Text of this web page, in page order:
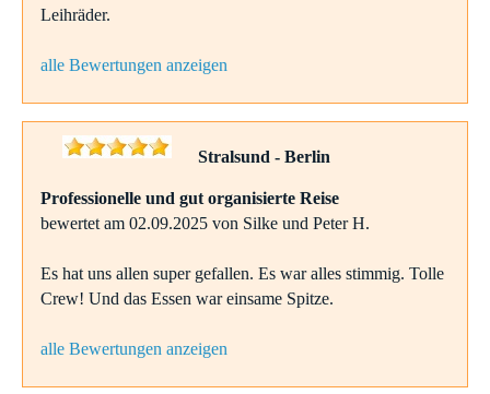
Leihräder.
alle Bewertungen anzeigen
Stralsund - Berlin
Professionelle und gut organisierte Reise
bewertet am 02.09.2025 von Silke und Peter H.
Es hat uns allen super gefallen. Es war alles stimmig. Tolle
Crew! Und das Essen war einsame Spitze.
alle Bewertungen anzeigen